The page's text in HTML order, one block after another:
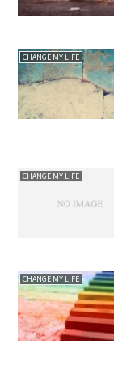
CHANGE MY LIFE
CHANGE MY LIFE
CHANGE MY LIFE